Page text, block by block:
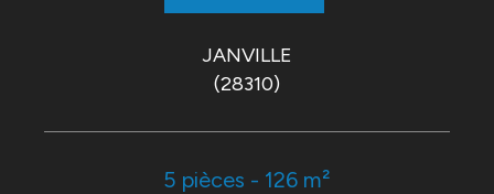
JANVILLE
(28310)
5 pièces - 126 m²